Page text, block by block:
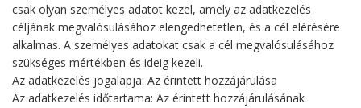
csak olyan személyes adatot kezel, amely az adatkezelés
céljának megvalósulásához elengedhetetlen, és a cél elérésére
alkalmas. A személyes adatokat csak a cél megvalósulásához
szükséges mértékben és ideig kezeli.
Az adatkezelés jogalapja: Az érintett hozzájárulása
Az adatkezelés időtartama: Az érintett hozzájárulásának